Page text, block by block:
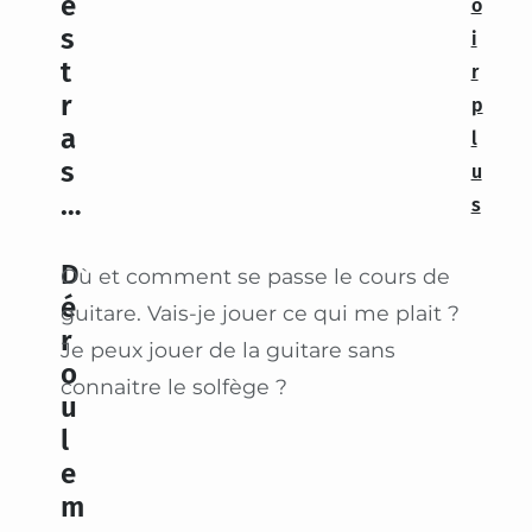
s
t
r
a
s
…
o
i
r
p
l
u
s
D
é
r
o
u
l
e
m
Où et comment se passe le cours de
guitare. Vais-je jouer ce qui me plait ?
Je peux jouer de la guitare sans
connaitre le solfège ?